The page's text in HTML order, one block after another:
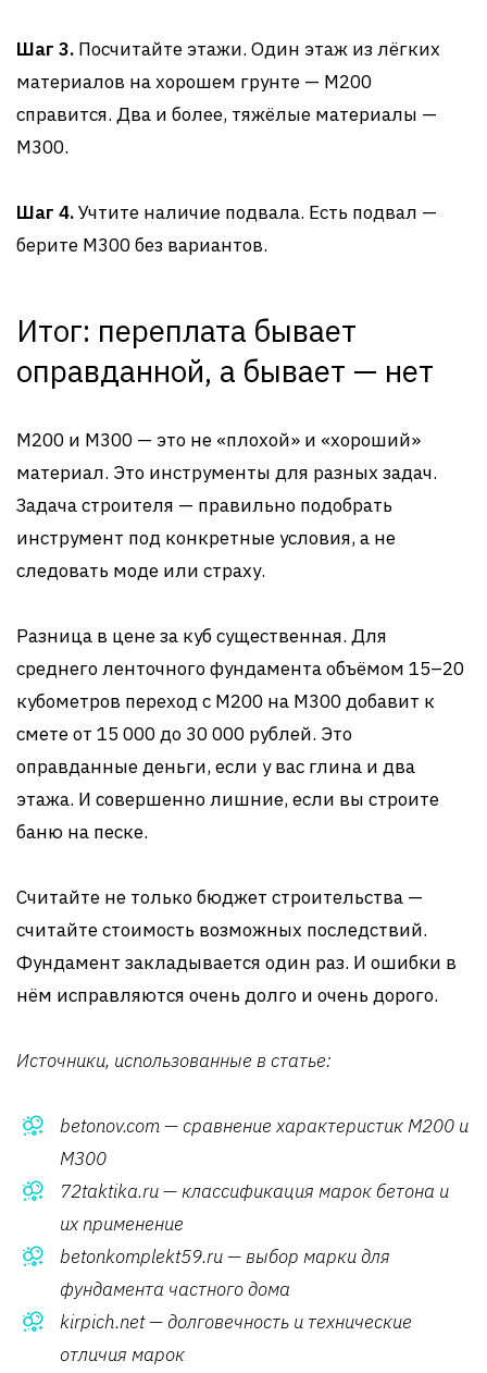
Шаг 3. Посчитайте этажи. Один этаж из лёгких
материалов на хорошем грунте — М200
справится. Два и более, тяжёлые материалы —
М300.
Шаг 4.Учтите наличие подвала. Есть подвал —
берите М300 без вариантов.
Итог: переплата бывает
оправданной, а бывает — нет
М200 и М300 — это не «плохой» и «хороший»
материал. Это инструменты для разных задач.
Задача строителя — правильно подобрать
инструмент под конкретные условия, а не
следовать моде или страху.
Разница в цене за куб существенная. Для
среднего ленточного фундамента объёмом 15–20
кубометров переход с М200 на М300 добавит к
смете от 15 000 до 30 000 рублей. Это
оправданные деньги, если у вас глина и два
этажа. И совершенно лишние, если вы строите
баню на песке.
Считайте не только бюджет строительства —
считайте стоимость возможных последствий.
Фундамент закладывается один раз. И ошибки в
нём исправляются очень долго и очень дорого.
Источники, использованные в статье:
betonov.com — сравнение характеристик М200 и
М300
72taktika.ru — классификация марок бетона и
их применение
betonkomplekt59.ru — выбор марки для
фундамента частного дома
kirpich.net — долговечность и технические
отличия марок